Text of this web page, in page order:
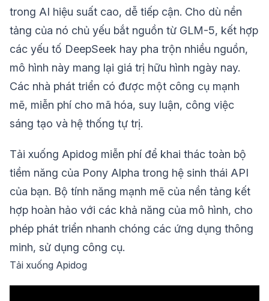
trong AI hiệu suất cao, dễ tiếp cận. Cho dù nền
tảng của nó chủ yếu bắt nguồn từ GLM-5, kết hợp
các yếu tố DeepSeek hay pha trộn nhiều nguồn,
mô hình này mang lại giá trị hữu hình ngày nay.
Các nhà phát triển có được một công cụ mạnh
mẽ, miễn phí cho mã hóa, suy luận, công việc
sáng tạo và hệ thống tự trị.
Tải xuống Apidog miễn phí để khai thác toàn bộ
tiềm năng của Pony Alpha trong hệ sinh thái API
của bạn. Bộ tính năng mạnh mẽ của nền tảng kết
hợp hoàn hảo với các khả năng của mô hình, cho
phép phát triển nhanh chóng các ứng dụng thông
minh, sử dụng công cụ.
Tải xuống Apidog